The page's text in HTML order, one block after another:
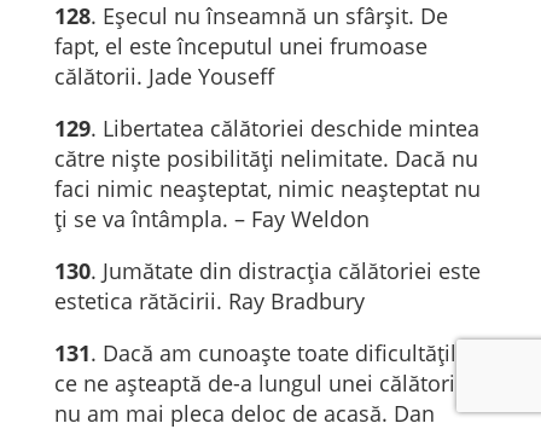
128. Eșecul nu înseamnă un sfârșit. De
fapt, el este începutul unei frumoase
călătorii. Jade Youseff
129. Libertatea călătoriei deschide mintea
către nişte posibilităţi nelimitate. Dacă nu
faci nimic neaşteptat, nimic neaşteptat nu
ţi se va întâmpla. – Fay Weldon
130. Jumătate din distracția călătoriei este
estetica rătăcirii. Ray Bradbury
131. Dacă am cunoaște toate dificultățile
ce ne așteaptă de-a lungul unei călătorii,
nu am mai pleca deloc de acasă. Dan